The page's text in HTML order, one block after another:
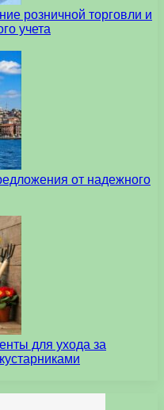
розничной торговли и
учета
от надежного
для ухода за